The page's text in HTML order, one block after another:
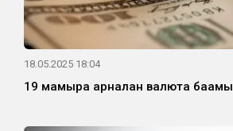
18.05.2025 18:04
19 мамырға арналған валюта бағамы